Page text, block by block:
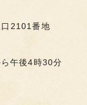
2101番地
午後4時30分